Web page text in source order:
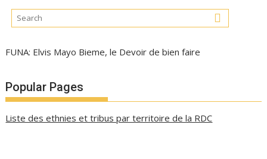
FUNA: Elvis Mayo Bieme, le Devoir de bien faire
Popular Pages
Liste des ethnies et tribus par territoire de la RDC